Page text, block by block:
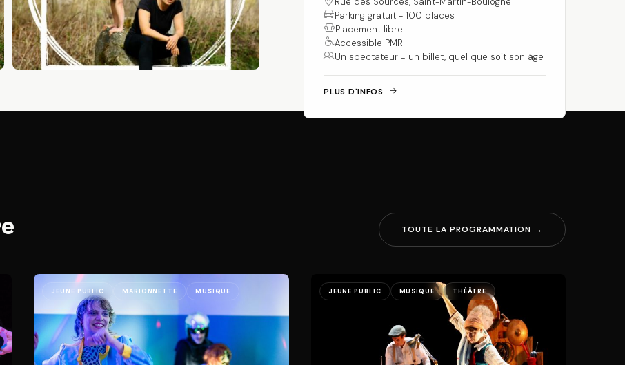
Parking gratuit - 100 places
Placement libre
Accessible PMR
Un spectateur = un billet, quel que soit son âge
PLUS D'INFOS
TOUTE LA PROGRAMMATION →
JEUNE PUBLIC MARIONNETTE MUSIQUE JEUNE PUBLIC MUSIQUE THÉÂTRE